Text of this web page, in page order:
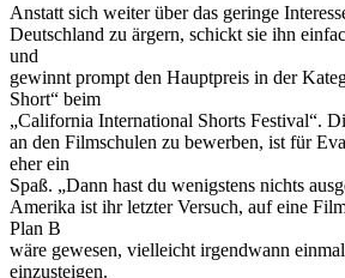
Anstatt sich weiter über das geringe
Deutschland zu ärgern, schickt sie ihn
und
gewinnt prompt den Hauptpreis in der
Short“ beim
„California International Shorts Festival“.
an den Filmschulen zu bewerben, ist für
eher ein
Spaß. „Dann hast du wenigstens nichts
Amerika ist ihr letzter Versuch, auf eine
Plan B
wäre gewesen, vielleicht irgendwann
einzusteigen.